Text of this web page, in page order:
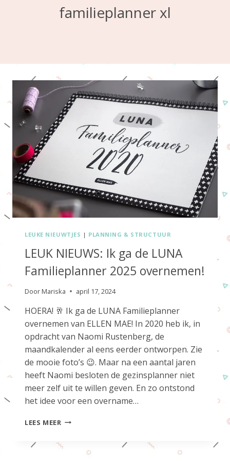
familieplanner xl
LEUKE NIEUWTJES | PLANNING & STRUCTUUR
LEUK NIEUWS: Ik ga de LUNA
Familieplanner 2025 overnemen!
Door Mariska april 17, 2024
HOERA! 🥂 Ik ga de LUNA Familieplanner
overnemen van ELLEN MAE! In 2020 heb ik, in
opdracht van Naomi Rustenberg, de
maandkalender al eens eerder ontworpen. Zie
de mooie foto’s 😉. Maar na een aantal jaren
heeft Naomi besloten de gezinsplanner niet
meer zelf uit te willen geven. En zo ontstond
het idee voor een overname…
LEES MEER LEUK
GA